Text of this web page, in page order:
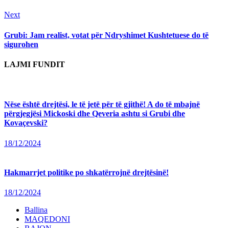
NextNext
Grubi: Jam realist, votat për Ndryshimet Kushtetuese do të
sigurohen
LAJMI FUNDIT
Nëse është drejtësi, le të jetë për të gjithë! A do të mbajnë
përgjegjësi Mickoski dhe Qeveria ashtu si Grubi dhe
Kovaçevski?
18/12/2024
Hakmarrjet politike po shkatërrojnë drejtësinë!
18/12/2024
Ballina
MAQEDONI